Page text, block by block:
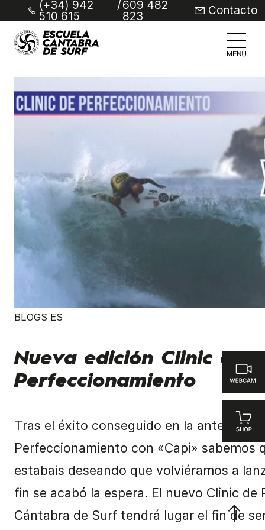
(+34) 942
510 615
/609 482
823 Contacto
BLOGS ES
Nueva edición Clinic de
Perfeccionamiento
Tras el éxito conseguido en la anterior
Perfeccionamiento con «Capi» sabemos
estabais deseando que volviéramos a
fin se acabó la espera. El nuevo Clinic
Cántabra de Surf tendrá lugar el fin de